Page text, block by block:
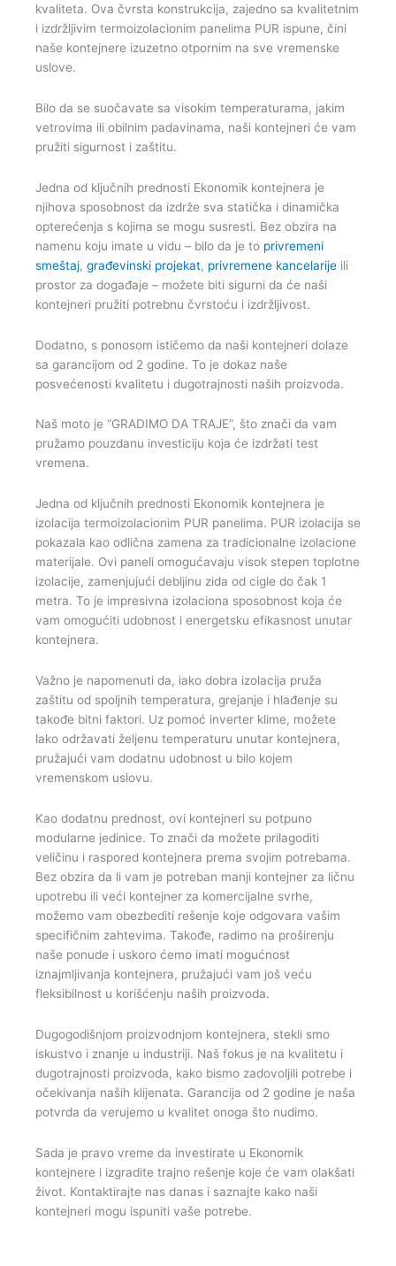
kvaliteta. Ova čvrsta konstrukcija, zajedno sa kvalitetnim
i izdržljivim termoizolacionim panelima PUR ispune, čini
naše kontejnere izuzetno otpornim na sve vremenske
uslove.
Bilo da se suočavate sa visokim temperaturama, jakim
vetrovima ili obilnim padavinama, naši kontejneri će vam
pružiti sigurnost i zaštitu.
Jedna od ključnih prednosti Ekonomik kontejnera je
njihova sposobnost da izdrže sva statička i dinamička
opterećenja s kojima se mogu susresti. Bez obzira na
namenu koju imate u vidu – bilo da je to privremeni
smeštaj, građevinski projekat, privremene kancelarije ili
prostor za događaje – možete biti sigurni da će naši
kontejneri pružiti potrebnu čvrstoću i izdržljivost.
Dodatno, s ponosom ističemo da naši kontejneri dolaze
sa garancijom od 2 godine. To je dokaz naše
posvećenosti kvalitetu i dugotrajnosti naših proizvoda.
Naš moto je “GRADIMO DA TRAJE”, što znači da vam
pružamo pouzdanu investiciju koja će izdržati test
vremena.
Jedna od ključnih prednosti Ekonomik kontejnera je
izolacija termoizolacionim PUR panelima. PUR izolacija se
pokazala kao odlična zamena za tradicionalne izolacione
materijale. Ovi paneli omogućavaju visok stepen toplotne
izolacije, zamenjujući debljinu zida od cigle do čak 1
metra. To je impresivna izolaciona sposobnost koja će
vam omogućiti udobnost i energetsku efikasnost unutar
kontejnera.
Važno je napomenuti da, iako dobra izolacija pruža
zaštitu od spoljnih temperatura, grejanje i hlađenje su
takođe bitni faktori. Uz pomoć inverter klime, možete
lako održavati željenu temperaturu unutar kontejnera,
pružajući vam dodatnu udobnost u bilo kojem
vremenskom uslovu.
Kao dodatnu prednost, ovi kontejneri su potpuno
modularne jedinice. To znači da možete prilagoditi
veličinu i raspored kontejnera prema svojim potrebama.
Bez obzira da li vam je potreban manji kontejner za ličnu
upotrebu ili veći kontejner za komercijalne svrhe,
možemo vam obezbediti rešenje koje odgovara vašim
specifičnim zahtevima. Takođe, radimo na proširenju
naše ponude i uskoro ćemo imati mogućnost
iznajmljivanja kontejnera, pružajući vam još veću
fleksibilnost u korišćenju naših proizvoda.
Dugogodišnjom proizvodnjom kontejnera, stekli smo
iskustvo i znanje u industriji. Naš fokus je na kvalitetu i
dugotrajnosti proizvoda, kako bismo zadovoljili potrebe i
očekivanja naših klijenata. Garancija od 2 godine je naša
potvrda da verujemo u kvalitet onoga što nudimo.
Sada je pravo vreme da investirate u Ekonomik
kontejnere i izgradite trajno rešenje koje će vam olakšati
život. Kontaktirajte nas danas i saznajte kako naši
kontejneri mogu ispuniti vaše potrebe.